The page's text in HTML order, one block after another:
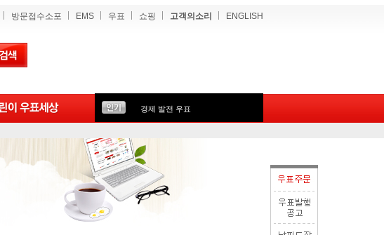
방문접수소포 EMS 우표 쇼핑 고객의소리 ENGLISH
경제 발전 우표